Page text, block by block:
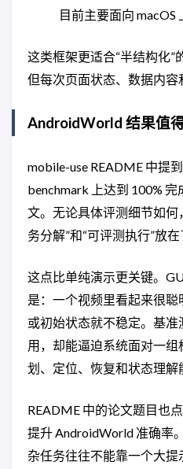
目前主要面向 macOS
这类框架更适合“半结构化”
但每次页面状态、数据内容
AndroidWorld 结果值
mobile-use README 中提
benchmark 上达到 100%
文。无论具体评测细节如何
务分解”和“可评测执行”放在
这点比单纯演示更关键。
是：一个视频里看起来很
或初始状态就不稳定。基
用，却能逼迫系统面对一
划、定位、恢复和状态理解
README 中的论文题目也
提升 AndroidWorld 准确率
杂任务往往不能靠一个大